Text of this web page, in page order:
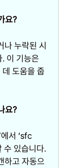
요?
나 누락된 시
이 기능은
도움을 줍
요?
서 ‘sfc
수 있습니다.
하고 자동으